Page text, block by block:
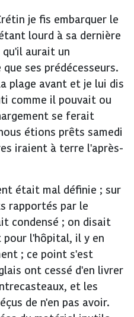
je fis embarquer le
lourd à sa dernière
aurait un
ses prédécesseurs.
plage avant et je lui dis
comme il pouvait ou
se ferait
étions prêts samedi
iraient à terre l'après-
était mal définie ; sur
rapportés par le
condensé ; on disait
pour l'hôpital, il y en
; ce point s'est
ont cessé d'en livrer
et les
de n'en pas avoir.